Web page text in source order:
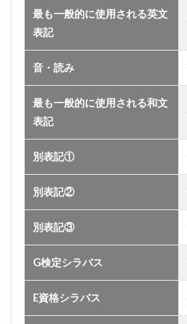
最も一般的に使用される英文
表記
音・読み
最も一般的に使用される和文
表記
別表記①
別表記②
別表記③
G検定シラバス
E資格シラバス